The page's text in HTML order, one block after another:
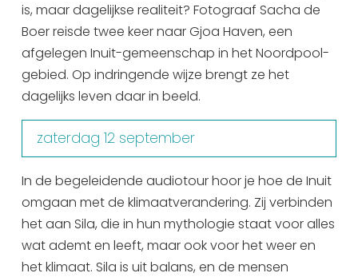
UITagenda
Routes
Veel bezochte pagina's:
Top 10 leuke dingen
Vakantie vieren in Sneek
Uitgaan in Sneek
Overnachten in Sneek
Citygame Escapegame Sneek
is, maar dagelijkse realiteit? Fotograaf Sacha de
Boer reisde twee keer naar Gjoa Haven, een
afgelegen Inuit-gemeenschap in het Noordpool-
gebied. Op indringende wijze brengt ze het
dagelijks leven daar in beeld.
zaterdag 12 september
In de begeleidende audiotour hoor je hoe de Inuit
omgaan met de klimaatverandering. Zij verbinden
het aan Sila, die in hun mythologie staat voor alles
wat ademt en leeft, maar ook voor het weer en
het klimaat. Sila is uit balans, en de mensen